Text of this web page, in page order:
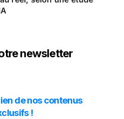
newsletter
de nos contenus
!